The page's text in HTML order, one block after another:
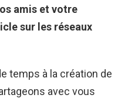
amis et votre
sur les réseaux
temps à la création de
avec vous